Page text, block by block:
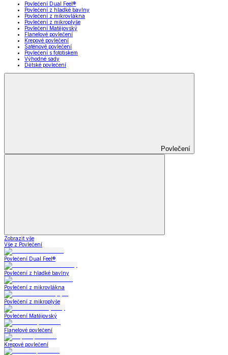
Povlečení Dual Feel®
Povlečení z hladké bavlny
Povlečení z mikrovlákna
Povlečení z mikroplyše
Povlečení Matějovský
Flanelové povlečení
Krepové povlečení
Saténové povlečení
Povlečení s fototiskem
Výhodné sady
Dětské povlečení
Povlečení
Zobrazit vše
Vše z Povlečení
Povlečení Dual Feel®
Povlečení z hladké bavlny
Povlečení z mikrovlákna
Povlečení z mikroplyše
Povlečení Matějovský
Flanelové povlečení
Krepové povlečení